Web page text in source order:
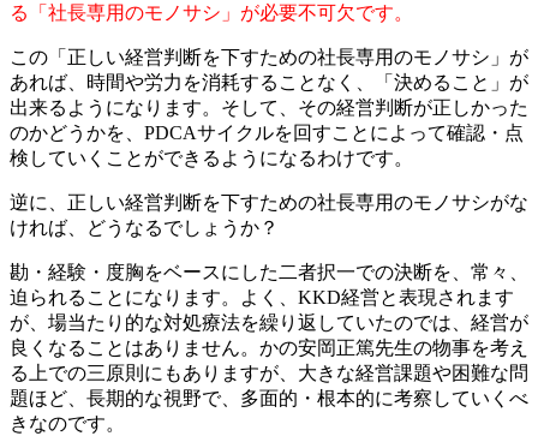
る「社長専用のモノサシ」が必要不可欠です。
この「正しい経営判断を下すための社長専用のモノサシ」が
あれば、時間や労力を消耗することなく、「決めること」が
出来るようになります。そして、その経営判断が正しかった
のかどうかを、PDCAサイクルを回すことによって確認・点
検していくことができるようになるわけです。
逆に、正しい経営判断を下すための社長専用のモノサシがな
ければ、どうなるでしょうか？
勘・経験・度胸をベースにした二者択一での決断を、常々、
迫られることになります。よく、KKD経営と表現されます
が、場当たり的な対処療法を繰り返していたのでは、経営が
良くなることはありません。かの安岡正篤先生の物事を考え
る上での三原則にもありますが、大きな経営課題や困難な問
題ほど、長期的な視野で、多面的・根本的に考察していくべ
きなのです。